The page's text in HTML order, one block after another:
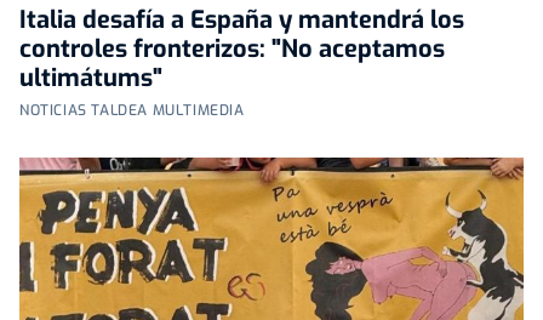
Italia desafía a España y mantendrá los
controles fronterizos: "No aceptamos
ultimátums"
NOTICIAS TALDEA MULTIMEDIA